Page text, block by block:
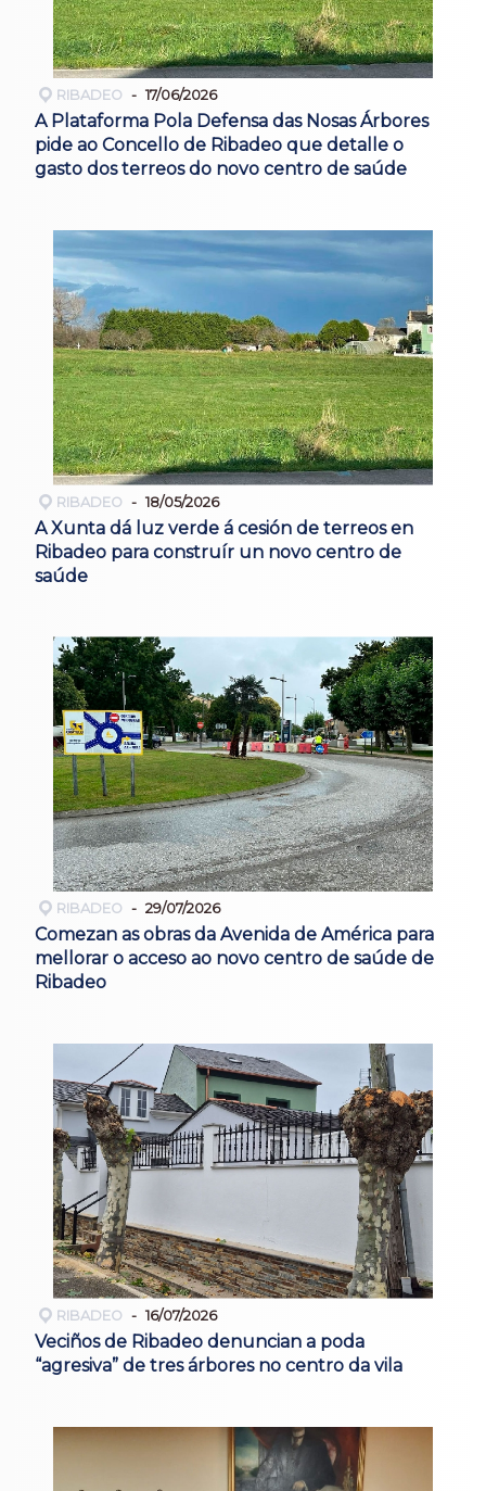
RIBADEO 17/06/2026
A Plataforma Pola Defensa das Nosas Árbores
pide ao Concello de Ribadeo que detalle o
gasto dos terreos do novo centro de saúde
RIBADEO 18/05/2026
A Xunta dá luz verde á cesión de terreos en
Ribadeo para construír un novo centro de
saúde
RIBADEO 29/07/2026
Comezan as obras da Avenida de América para
mellorar o acceso ao novo centro de saúde de
Ribadeo
RIBADEO 16/07/2026
Veciños de Ribadeo denuncian a poda
“agresiva” de tres árbores no centro da vila